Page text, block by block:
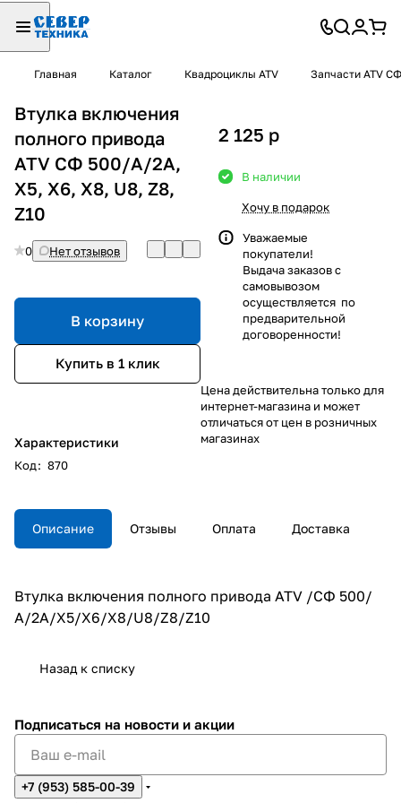
Главная Каталог Квадроциклы ATV Запчасти ATV СФ
Втулка включения
полного привода
ATV СФ 500/А/2А,
Х5, Х6, Х8, U8, Z8,
Z10
0 Нет отзывов
В корзину
Купить в 1 клик
Характеристики
Код: 870
2 125 p
В наличии
Хочу в подарок
Уважаемые
покупатели!
Выдача заказов с
самовывозом
осуществляется по
предварительной
договоренности!
Цена действительна только для
интернет-магазина и может
отличаться от цен в розничных
магазинах
Описание Отзывы Оплата Доставка
Втулка включения полного привода ATV /СФ 500/
А/2А/Х5/Х6/Х8/U8/Z8/Z10
Назад к списку
Подписаться на новости и акции
+7 (953) 585-00-39